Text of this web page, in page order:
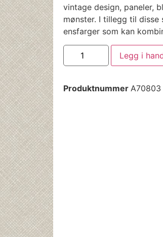
vintage design, paneler,
mønster. I tillegg til disse
ensfarger som kan
Legg i
Produktnummer A70803